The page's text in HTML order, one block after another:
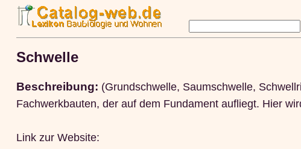
Schwelle
Beschreibung: (Grundschwelle, Saumschwelle,
Fachwerkbauten, der auf dem Fundament aufliegt. Hier
Link zur Website: